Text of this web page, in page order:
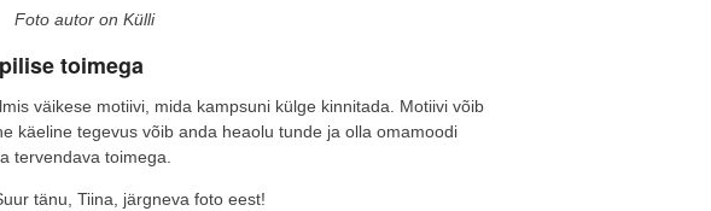
Foto autor on Külli
toimega
väikese motiivi, mida kampsuni külge kinnitada. Motiivi võib
käeline tegevus võib anda heaolu tunde ja olla omamoodi
tervendava toimega.
tänu, Tiina, järgneva foto eest!